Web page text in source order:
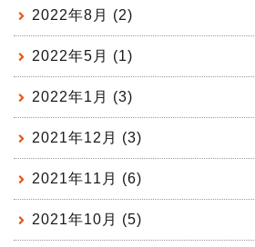
2022年8月 (2)
2022年5月 (1)
2022年1月 (3)
2021年12月 (3)
2021年11月 (6)
2021年10月 (5)